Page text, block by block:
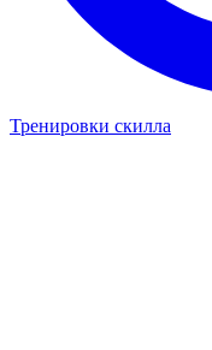
Тренировки скилла